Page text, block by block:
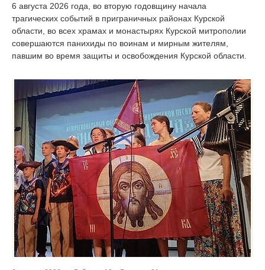
6 августа 2026 года, во вторую годовщину начала
трагических событий в приграничных районах Курской
области, во всех храмах и монастырях Курской митрополии
совершаются панихиды по воинам и мирным жителям,
павшим во время защиты и освобождения Курской области.